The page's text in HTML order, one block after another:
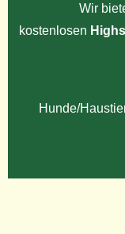
Wir
kostenlosen
Hunde/